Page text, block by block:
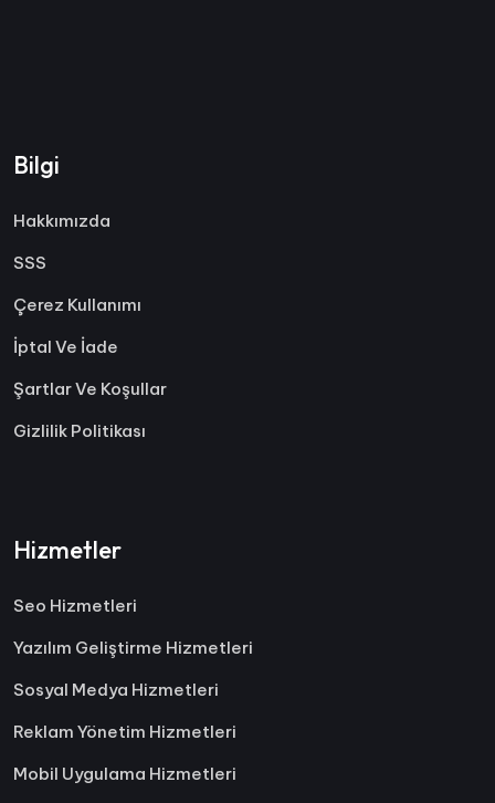
Bilgi
Hakkımızda
SSS
Çerez Kullanımı
İptal Ve İade
Şartlar Ve Koşullar
Gizlilik Politikası
Hizmetler
Seo Hizmetleri
Yazılım Geliştirme Hizmetleri
Sosyal Medya Hizmetleri
Reklam Yönetim Hizmetleri
Mobil Uygulama Hizmetleri